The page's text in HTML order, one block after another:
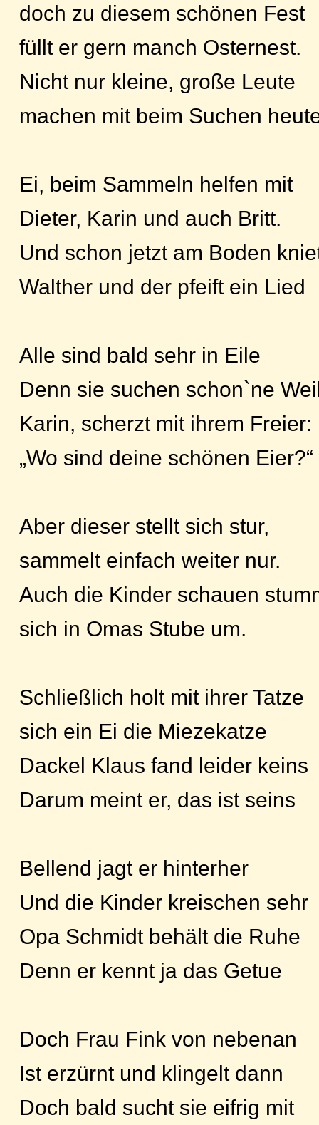
doch zu diesem schönen Fest
füllt er gern manch Osternest.
Nicht nur kleine, große Leute
machen mit beim Suchen
Ei, beim Sammeln helfen mit
Dieter, Karin und auch Britt.
Und schon jetzt am Boden
Walther und der pfeift ein Lied
Alle sind bald sehr in Eile
Denn sie suchen schon`ne
Karin, scherzt mit ihrem Freier:
„Wo sind deine schönen Eier?“
Aber dieser stellt sich stur,
sammelt einfach weiter nur.
Auch die Kinder schauen
sich in Omas Stube um.
Schließlich holt mit ihrer Tatze
sich ein Ei die Miezekatze
Dackel Klaus fand leider keins
Darum meint er, das ist seins
Bellend jagt er hinterher
Und die Kinder kreischen sehr
Opa Schmidt behält die Ruhe
Denn er kennt ja das Getue
Doch Frau Fink von nebenan
Ist erzürnt und klingelt dann
Doch bald sucht sie eifrig mit